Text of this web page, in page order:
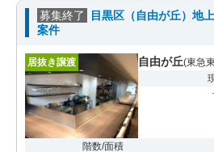
募集終了
目黒区（自由が丘）地
案件
居抜き譲渡 自由が丘(東急
階数/面積